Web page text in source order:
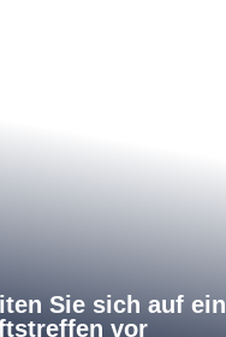
Sie sich auf ein
vor